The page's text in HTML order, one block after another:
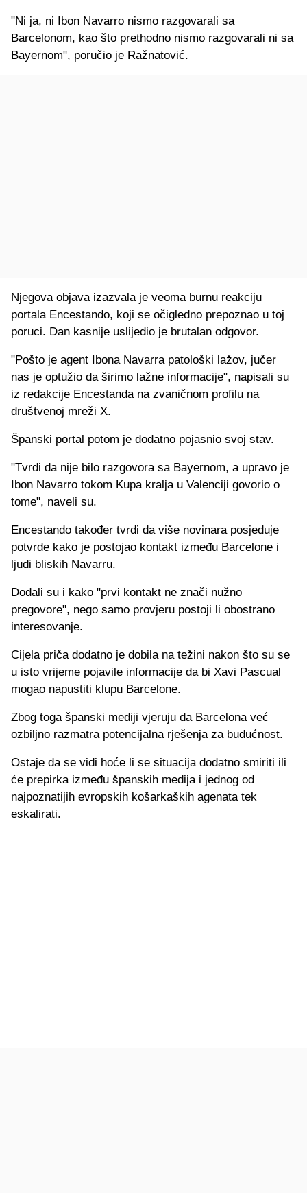
"Ni ja, ni Ibon Navarro nismo razgovarali sa
Barcelonom, kao što prethodno nismo razgovarali ni sa
Bayernom", poručio je Ražnatović.
Njegova objava izazvala je veoma burnu reakciju
portala Encestando, koji se očigledno prepoznao u toj
poruci. Dan kasnije uslijedio je brutalan odgovor.
"Pošto je agent Ibona Navarra patološki lažov, jučer
nas je optužio da širimo lažne informacije", napisali su
iz redakcije Encestanda na zvaničnom profilu na
društvenoj mreži X.
Španski portal potom je dodatno pojasnio svoj stav.
"Tvrdi da nije bilo razgovora sa Bayernom, a upravo je
Ibon Navarro tokom Kupa kralja u Valenciji govorio o
tome", naveli su.
Encestando također tvrdi da više novinara posjeduje
potvrde kako je postojao kontakt između Barcelone i
ljudi bliskih Navarru.
Dodali su i kako "prvi kontakt ne znači nužno
pregovore", nego samo provjeru postoji li obostrano
interesovanje.
Cijela priča dodatno je dobila na težini nakon što su se
u isto vrijeme pojavile informacije da bi Xavi Pascual
mogao napustiti klupu Barcelone.
Zbog toga španski mediji vjeruju da Barcelona već
ozbiljno razmatra potencijalna rješenja za budućnost.
Ostaje da se vidi hoće li se situacija dodatno smiriti ili
će prepirka između španskih medija i jednog od
najpoznatijih evropskih košarkaških agenata tek
eskalirati.